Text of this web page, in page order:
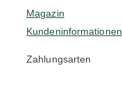
Magazin
Kundeninformationen
Zahlungsarten